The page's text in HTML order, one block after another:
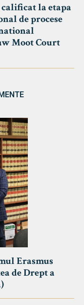
la etapa
de procese
Moot Court
Erasmus
de Drept a